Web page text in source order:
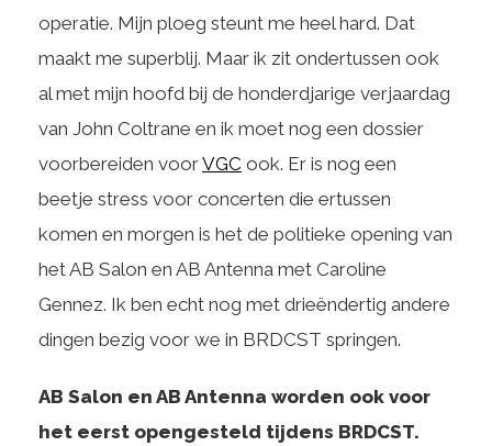
operatie. Mijn ploeg steunt me heel hard. Dat
maakt me superblij. Maar ik zit ondertussen ook
al met mijn hoofd bij de honderdjarige verjaardag
van John Coltrane en ik moet nog een dossier
voorbereiden voorVGC ook. Er is nog een
beetje stress voor concerten die ertussen
komen en morgen is het de politieke opening van
het AB Salon en AB Antenna met Caroline
Gennez. Ik ben echt nog met drieëndertig andere
dingen bezig voor we in BRDCST springen.
AB Salon en AB Antenna worden ook voor
het eerst opengesteld tijdens BRDCST.